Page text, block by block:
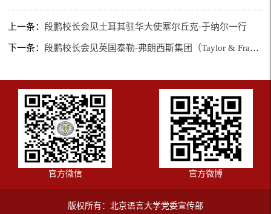
上一条：段鹏校长会见土耳其驻华大使塞尔丘克·于纳尔一行
下一条：段鹏校长会见英国泰勒-弗朗西斯集团（Taylor & Francis Group）首席执行官彭妮・拉德金-布兰德一行
官方微信 官方微博
版权所有：北京语言大学党委宣传部